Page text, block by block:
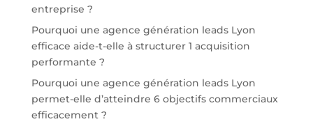
entreprise ?
Pourquoi une agence génération leads Lyon
efficace aide-t-elle à structurer 1 acquisition
performante ?
Pourquoi une agence génération leads Lyon
permet-elle d’atteindre 6 objectifs commerciaux
efficacement ?